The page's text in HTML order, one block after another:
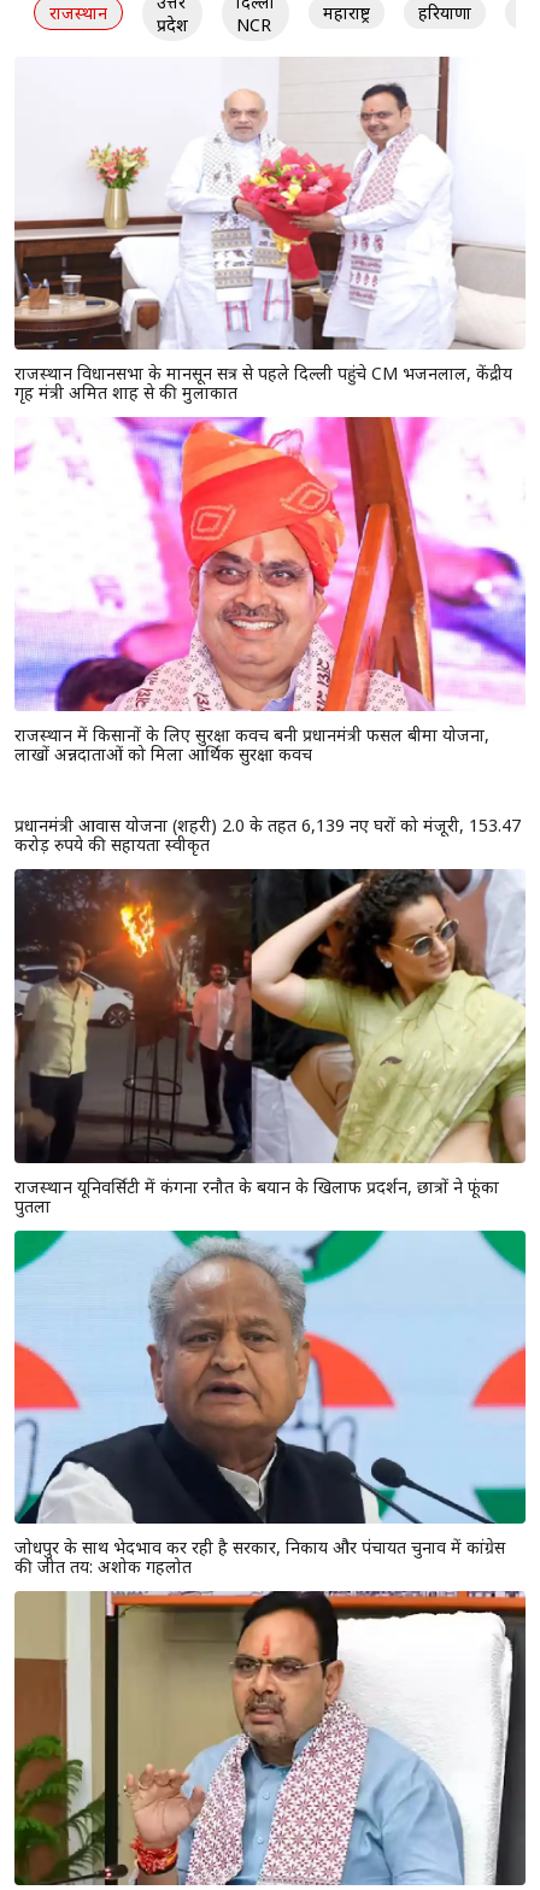
राजस्थान
प्रदेश
NCR
महाराष्ट्र हरियाणा
राजस्थान विधानसभा के मानसून सत्र से पहले दिल्ली पहुंचे CM भजनलाल, केंद्रीय
गृह मंत्री अमित शाह से की मुलाकात
राजस्थान में किसानों के लिए सुरक्षा कवच बनी प्रधानमंत्री फसल बीमा योजना,
लाखों अन्नदाताओं को मिला आर्थिक सुरक्षा कवच
प्रधानमंत्री आवास योजना (शहरी) 2.0 के तहत 6,139 नए घरों को मंजूरी, 153.47
करोड़ रुपये की सहायता स्वीकृत
राजस्थान यूनिवर्सिटी में कंगना रनौत के बयान के खिलाफ प्रदर्शन, छात्रों ने फूंका
पुतला
जोधपुर के साथ भेदभाव कर रही है सरकार, निकाय और पंचायत चुनाव में कांग्रेस
की जीत तय: अशोक गहलोत